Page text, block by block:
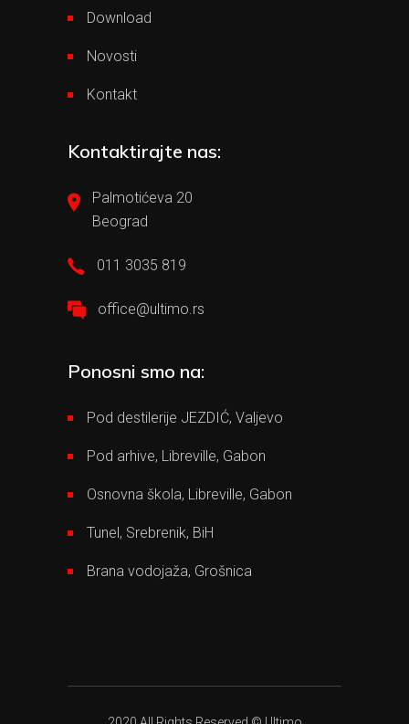
Download
Novosti
Kontakt
Kontaktirajte nas:
Palmotićeva 20
Beograd
011 3035 819
office@ultimo.rs
Ponosni smo na:
Pod destilerije JEZDIĆ, Valjevo
Pod arhive, Libreville, Gabon
Osnovna škola, Libreville, Gabon
Tunel, Srebrenik, BiH
Brana vodojaža, Grošnica